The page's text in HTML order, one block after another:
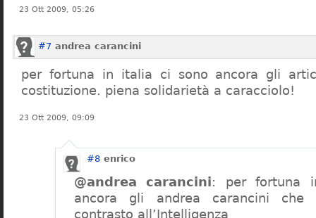
23 Ott 2009, 05:26
#7 andrea carancini
per fortuna in italia ci sono ancora gli
costituzione. piena solidarietà a caracciolo!
23 Ott 2009, 09:09
#8 enrico
@andrea carancini: per fortuna
ancora gli andrea carancini
contrasto all’Intelligenza